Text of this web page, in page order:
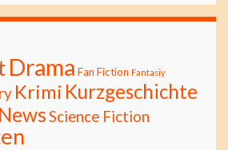
Drama Fan Fiction Fantasiy
Krimi Kurzgeschichte
NewsScience Fiction